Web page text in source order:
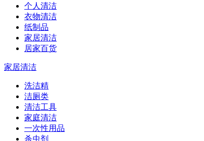
个人清洁
衣物清洁
纸制品
家居清洁
居家百货
家居清洁
洗洁精
洁厕类
清洁工具
家庭清洁
一次性用品
杀虫剂